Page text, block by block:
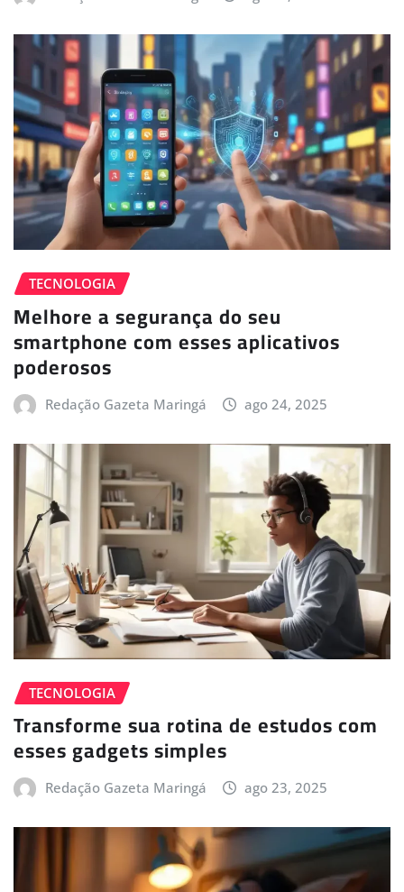
TECNOLOGIA
Melhore a segurança do seu
smartphone com esses aplicativos
poderosos
Redação Gazeta Maringá ago 24, 2025
TECNOLOGIA
Transforme sua rotina de estudos com
esses gadgets simples
Redação Gazeta Maringá ago 23, 2025